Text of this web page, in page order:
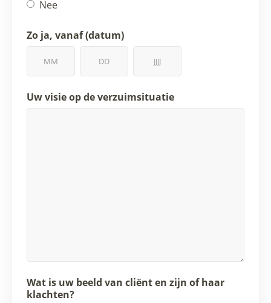
Nee
Zo ja, vanaf (datum)
Uw visie op de verzuimsituatie
Wat is uw beeld van cliënt en zijn of haar
klachten?